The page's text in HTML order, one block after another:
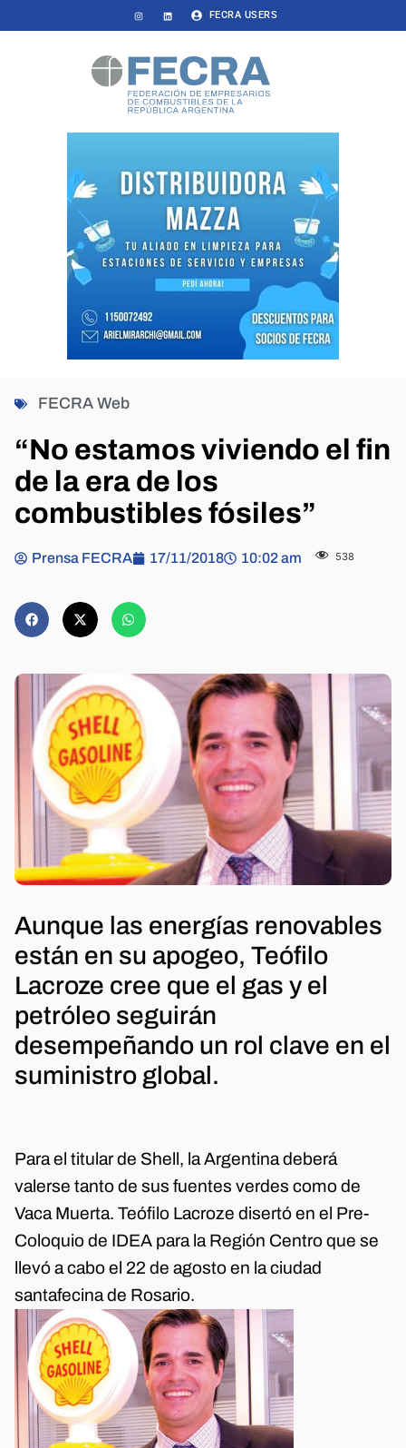
FECRA USERS
FECRA Web
“No estamos viviendo el fin
de la era de los
combustibles fósiles”
Prensa FECRA 17/11/2018 10:02 am 538
Aunque las energías renovables
están en su apogeo, Teófilo
Lacroze cree que el gas y el
petróleo seguirán
desempeñando un rol clave en el
suministro global.
Para el titular de Shell, la Argentina deberá
valerse tanto de sus fuentes verdes como de
Vaca Muerta. Teófilo Lacroze disertó en el Pre-
Coloquio de IDEA para la Región Centro que se
llevó a cabo el 22 de agosto en la ciudad
santafecina de Rosario.